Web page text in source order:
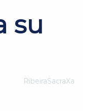
su
RibeiraSacraXa